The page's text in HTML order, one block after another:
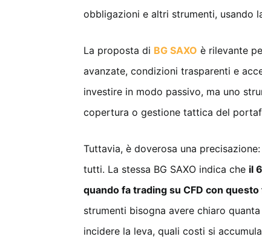
obbligazioni e altri strumenti, usando
La proposta di BG SAXO è rilevante
avanzate, condizioni trasparenti e
investire in modo passivo, ma uno
copertura o gestione tattica del
Tuttavia, è doverosa una
tutti. La stessa BG SAXO indica che il
quando fa trading su CFD con
strumenti bisogna avere chiaro
incidere la leva, quali costi si